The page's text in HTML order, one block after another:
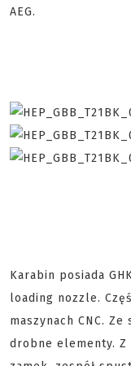
AEG.
Karabin posiada
loading nozzle.
maszynach CNC.
drobne elementy. Z